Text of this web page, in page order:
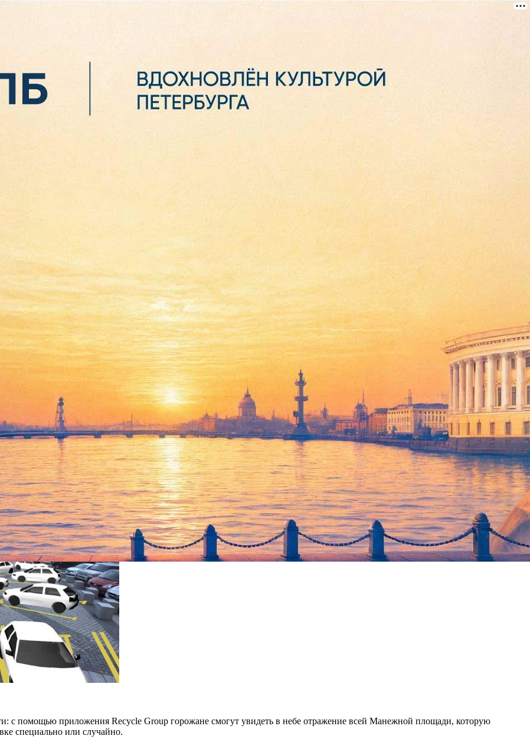
в хаотичную автопарковку до сентября
фасада Манежа в хаотичную парковку на два месяца, а заодно создадут в небе её зеркальное отражение. Проект «Вы
машину частью инсталляции и воспользоваться «неправильной» парковкой могут все желающие.
системы» и «исследует границы конфронтации человеческого и искусственного интеллекта». Все автомобили на
друг друга и преграждали выезд. При этом место каждого определят по указаниям системы GPS, которая выдает ошибку
с помощью приложения Recycle Group горожане смогут увидеть в небе отражение всей Манежной площади, которую
специально или случайно.